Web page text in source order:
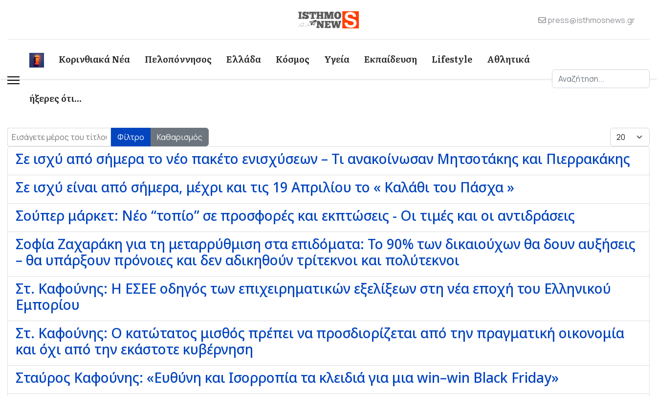
press@isthmosnews.gr
Κορινθιακά Νέα Πελοπόννησος Ελλάδα Κόσμος Υγεία Εκπαίδευση Lifestyle Αθλητικά
ήξερες ότι...
Αναζήτηση
Εισάγετε μέρος του τίτλου.Φίλτρο Καθαρισμός Εμφάνιση
Σε ισχύ από σήμερα το νέο πακέτο ενισχύσεων – Τι ανακοίνωσαν Μητσοτάκης και Πιερρακάκης
Σε ισχύ είναι από σήμερα, μέχρι και τις 19 Απριλίου το « Καλάθι του Πάσχα »
Σούπερ μάρκετ: Nέο “τοπίο” σε προσφορές και εκπτώσεις - Οι τιμές και οι αντιδράσεις
Σοφία Ζαχαράκη για τη μεταρρύθμιση στα επιδόματα: Το 90% των δικαιούχων θα δουν αυξήσεις
– θα υπάρξουν πρόνοιες και δεν αδικηθούν τρίτεκνοι και πολύτεκνοι
Στ. Καφούνης: Η ΕΣΕΕ οδηγός των επιχειρηματικών εξελίξεων στη νέα εποχή του Ελληνικού
Εμπορίου
Στ. Καφούνης: Ο κατώτατος μισθός πρέπει να προσδιορίζεται από την πραγματική οικονομία
και όχι από την εκάστοτε κυβέρνηση
Σταύρος Καφούνης: «Ευθύνη και Ισορροπία τα κλειδιά για μια win–win Black Friday»